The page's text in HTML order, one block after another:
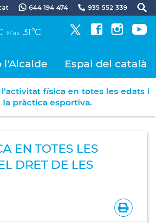
644 194 474 935 552 339
Màx. 31ºC
l'Alcalde Espai del català
física en totes les edats i
pràctica esportiva.
EN TOTES LES
DRET DE LES